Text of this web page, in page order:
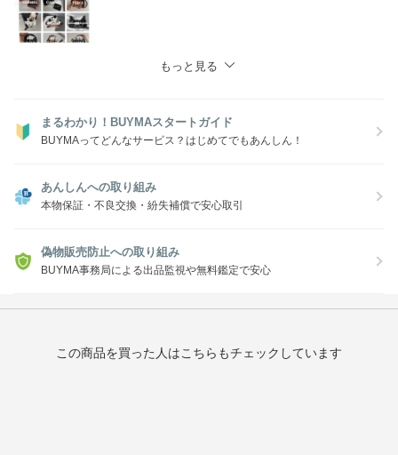
もっと見る
まるわかり！BUYMAスタートガイド
BUYMAってどんなサービス？はじめてでもあんしん！
あんしんへの取り組み
本物保証・不良交換・紛失補償で安心取引
偽物販売防止への取り組み
BUYMA事務局による出品監視や無料鑑定で安心
この商品を買った人はこちらもチェックしています